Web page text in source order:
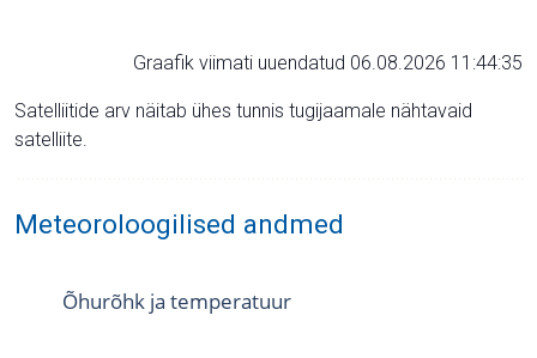
Graafik viimati uuendatud 06.08.2026 11:44:35
Satelliitide arv näitab ühes tunnis tugijaamale nähtavaid
satelliite.
Meteoroloogilised andmed
Õhurõhk ja temperatuur